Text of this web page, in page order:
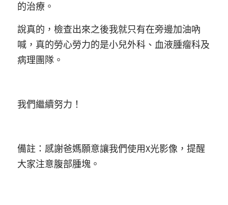
的治療。
說真的，檢查出來之後我就只有在旁邊加油吶
喊，真的勞心勞力的是小兒外科、血液腫瘤科及
病理團隊。
我們繼續努力！
備註：感謝爸媽願意讓我們使用X光影像，提醒
大家注意腹部腫塊。